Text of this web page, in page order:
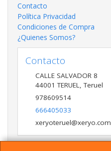
Contacto
Política Privacidad
Condiciones de Compra
¿Quienes Somos?
Contacto
CALLE SALVADOR 8
44001 TERUEL,Teruel
978609514
666405033
xeryoteruel@xeryo.com